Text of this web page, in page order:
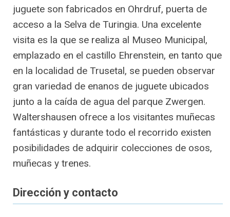
juguete son fabricados en Ohrdruf, puerta de
acceso a la Selva de Turingia. Una excelente
visita es la que se realiza al Museo Municipal,
emplazado en el castillo Ehrenstein, en tanto que
en la localidad de Trusetal, se pueden observar
gran variedad de enanos de juguete ubicados
junto a la caída de agua del parque Zwergen.
Waltershausen ofrece a los visitantes muñecas
fantásticas y durante todo el recorrido existen
posibilidades de adquirir colecciones de osos,
muñecas y trenes.
Dirección y contacto